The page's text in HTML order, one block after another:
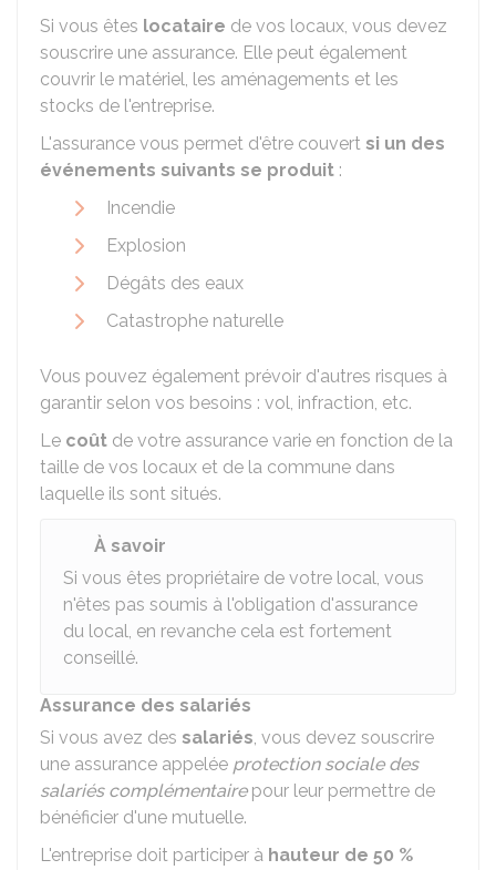
Si vous êtes locataire de vos locaux, vous devez
souscrire une assurance. Elle peut également
couvrir le matériel, les aménagements et les
stocks de l'entreprise.
L'assurance vous permet d'être couvert si un des
événements suivants se produit :
Incendie
Explosion
Dégâts des eaux
Catastrophe naturelle
Vous pouvez également prévoir d'autres risques à
garantir selon vos besoins : vol, infraction, etc.
Le coût de votre assurance varie en fonction de la
taille de vos locaux et de la commune dans
laquelle ils sont situés.
À savoir
Si vous êtes propriétaire de votre local, vous
n'êtes pas soumis à l'obligation d'assurance
du local, en revanche cela est fortement
conseillé.
Assurance des salariés
Si vous avez des salariés, vous devez souscrire
une assurance appelée protection sociale des
salariés complémentairepour leur permettre de
bénéficier d'une mutuelle.
L'entreprise doit participer à hauteur de 50 %